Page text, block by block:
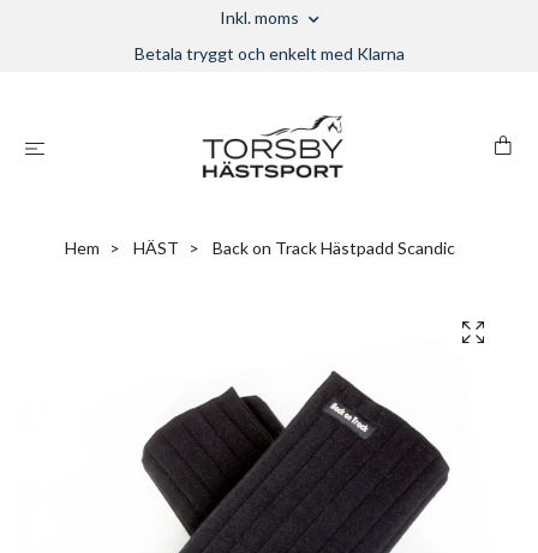
Inkl. moms
Betala tryggt och enkelt med Klarna
Hem HÄST Back on Track Hästpadd Scandic